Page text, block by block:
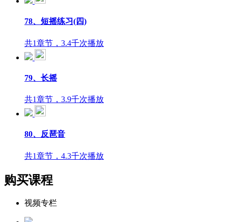
78、短摇练习(四)
共1章节，3.4千次播放
79、长摇
共1章节，3.9千次播放
80、反琶音
共1章节，4.3千次播放
购买课程
视频专栏